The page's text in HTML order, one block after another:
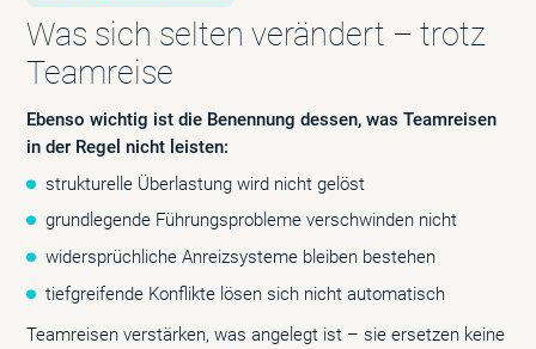
Was sich selten verändert – trotz
Teamreise
Ebenso wichtig ist die Benennung dessen, was Teamreisen
in der Regel nicht leisten:
strukturelle Überlastung wird nicht gelöst
grundlegende Führungsprobleme verschwinden nicht
widersprüchliche Anreizsysteme bleiben bestehen
tiefgreifende Konflikte lösen sich nicht automatisch
Teamreisen verstärken, was angelegt ist – sie ersetzen keine